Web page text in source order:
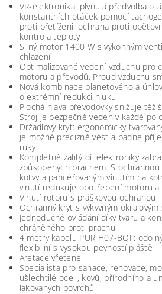
VR-elektronika: plynulá předvolba
konstantních otáček pomocí
proti přetíženi, ochrana proti
kontrola teploty
Silný motor 1400 W s výkonným
chlazení
Optimalizované vedení vzduchu pro
motoru a převodů. Proud vzduchu
Nová kombinace planetového a
o extrémní redukci hluku
Plochá hlava převodovky snižuje
Stroj je bezpečně veden v každé
Držadlový kryt: ergonomicky
je možné precizně vést a padne
ruky
Kompletně zalitý díl elektroniky
způsobených prachem. S
kotvy a pancéřovaným vinutím na
vinutí redukuje opotřebení motoru
Vinutí rotoru s práškovou ochranou
Ochranný kryt s výkyvným
Jednoduché ovládání díky tvaru a
chráněného proti prachu
4 metry kabelu PUR H07-BQF:
flexibilní s vysokou pevností pláště
Aretace vřetene
Specialista pro sanace, renovace,
ušlechtilé oceli, kovů, přírodního a
lakovaných povrchů